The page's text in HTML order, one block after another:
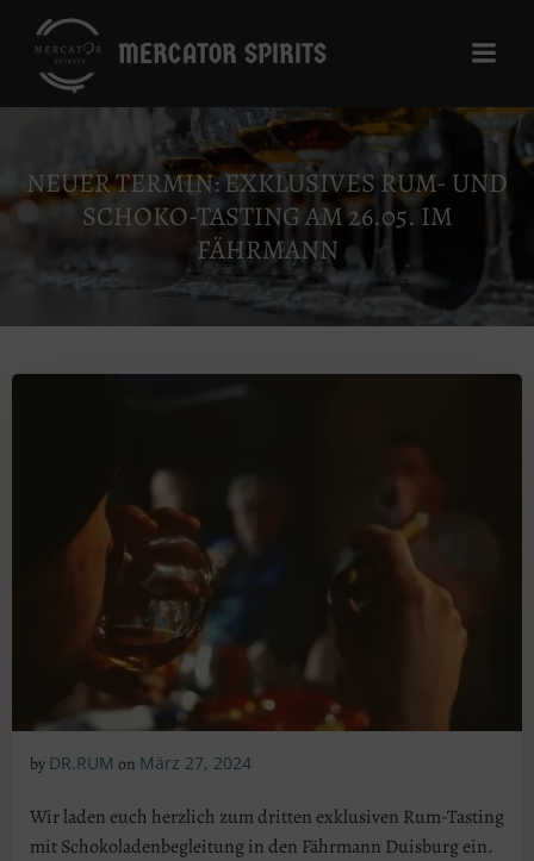
Inhalt
springen
MERCATOR SPIRITS
NEUER TERMIN: EXKLUSIVES RUM- UND
SCHOKO-TASTING AM 26.05. IM
FÄHRMANN
by DR.RUM on März 27, 2024
Wir laden euch herzlich zum dritten exklusiven Rum-Tasting
mit Schokoladenbegleitung in den Fährmann Duisburg ein.